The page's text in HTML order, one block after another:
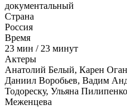
документальный
Страна
Россия
Время
23 мин / 23 минут
Актеры
Анатолий Белый, Карен
Даниил Воробьев, Вадим
Тодореску, Ульяна
Меженцева